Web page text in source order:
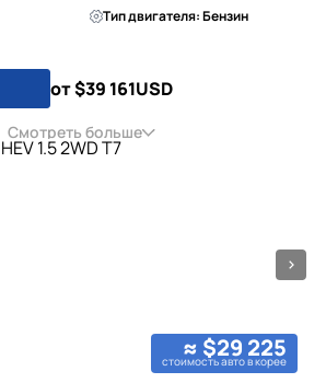
Тип двигателя: Бензин
от $39 161USD
Смотреть больше
≈ $29 225
стоимость авто в корее